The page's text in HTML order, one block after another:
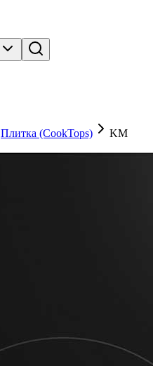
Плитка (CookTops)
KM